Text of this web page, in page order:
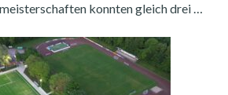
konnten gleich drei …